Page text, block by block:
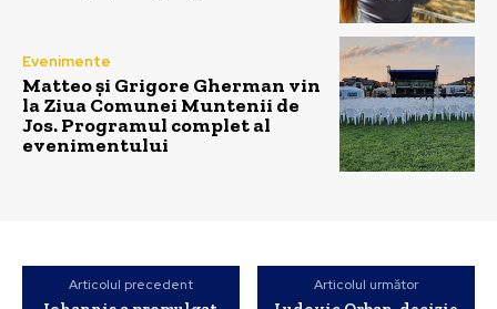
Evenimente
Matteo și Grigore Gherman vin
la Ziua Comunei Muntenii de
Jos. Programul complet al
evenimentului
Articolul precedent Articolul următor